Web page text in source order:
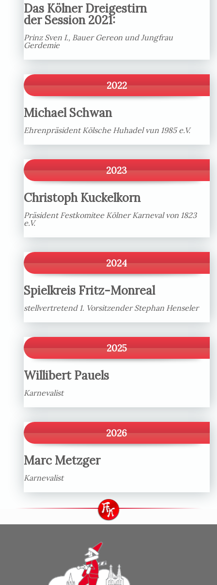
Das Kölner Dreigestirn
der Session 2021:
Prinz Sven I., Bauer Gereon und Jungfrau
Gerdemie
2022
Michael Schwan
Ehrenpräsident Kölsche Huhadel vun 1985 e.V.
2023
Christoph Kuckelkorn
Präsident Festkomitee Kölner Karneval von 1823
e.V.
2024
Spielkreis Fritz-Monreal
stellvertretend 1. Vorsitzender Stephan Henseler
2025
Willibert Pauels
Karnevalist
2026
Marc Metzger
Karnevalist